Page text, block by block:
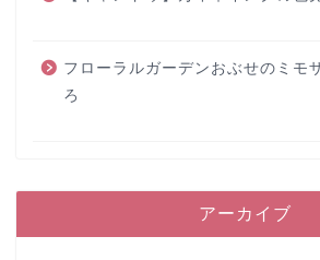
フローラルガーデンおぶせのミモ
ろ
アーカイブ